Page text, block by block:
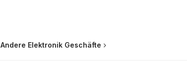
Andere Elektronik Geschäfte